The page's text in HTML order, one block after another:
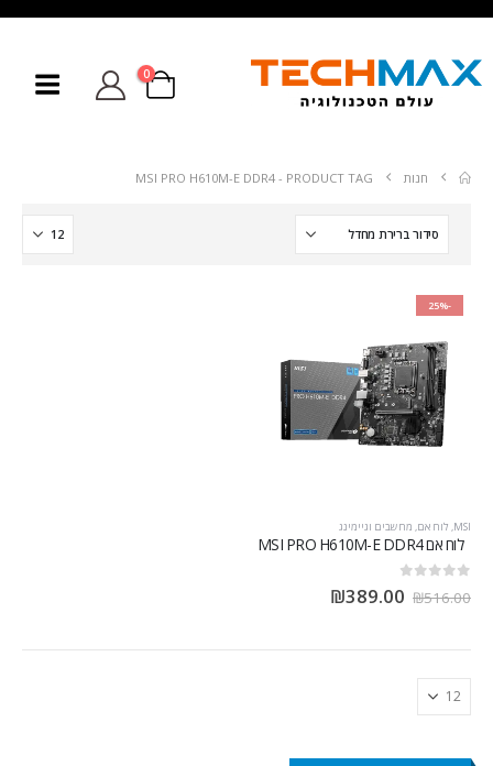
0
חנות PRODUCT TAG -
MSI PRO H610M-E DDR4
-25%
MSI
, לוח אם, מחשבים וגיימינג
לוח אם MSI PRO H610M-E DDR4
₪516.00
₪389.00